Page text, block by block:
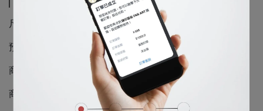
尺寸：27.7 x 25.5 cm ±5%
預設白邊：畫心四邊外加 1 cm
商品材質：絹布
商品入數：1入